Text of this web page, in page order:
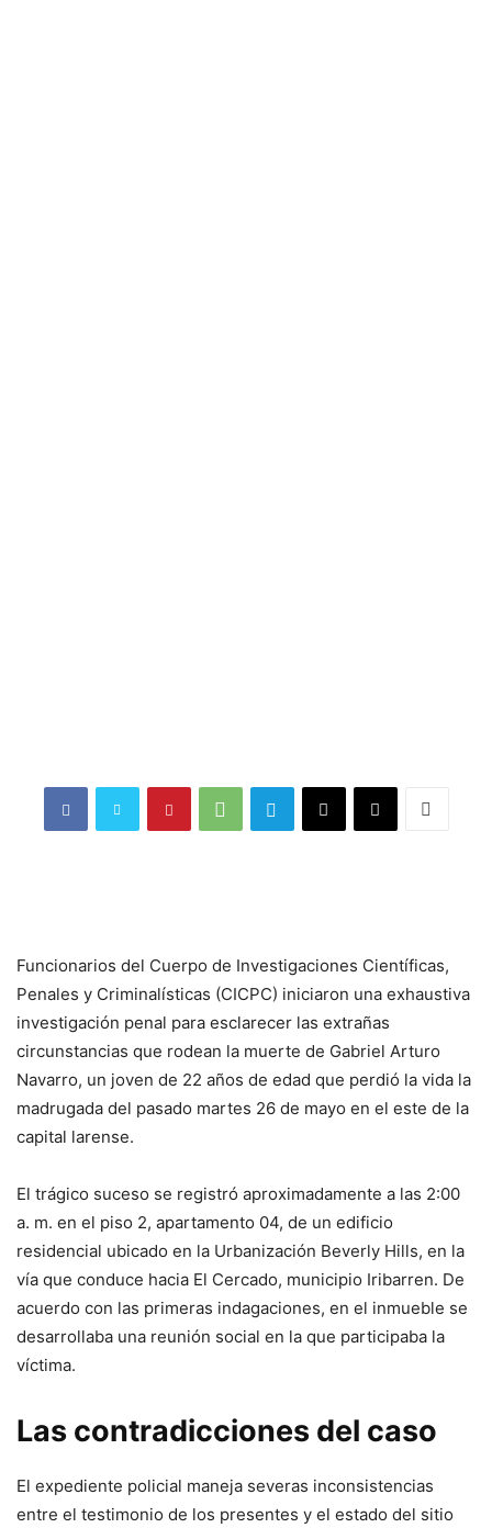
Funcionarios del Cuerpo de Investigaciones Científicas,
Penales y Criminalísticas (CICPC) iniciaron una exhaustiva
investigación penal para esclarecer las extrañas
circunstancias que rodean la muerte de Gabriel Arturo
Navarro, un joven de 22 años de edad que perdió la vida la
madrugada del pasado martes 26 de mayo en el este de la
capital larense.
El trágico suceso se registró aproximadamente a las 2:00
a. m. en el piso 2, apartamento 04, de un edificio
residencial ubicado en la Urbanización Beverly Hills, en la
vía que conduce hacia El Cercado, municipio Iribarren. De
acuerdo con las primeras indagaciones, en el inmueble se
desarrollaba una reunión social en la que participaba la
víctima.
Las contradicciones del caso
El expediente policial maneja severas inconsistencias
entre el testimonio de los presentes y el estado del sitio